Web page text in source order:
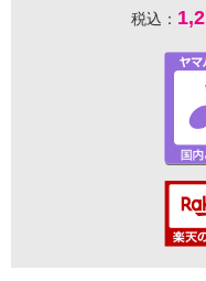
税込：